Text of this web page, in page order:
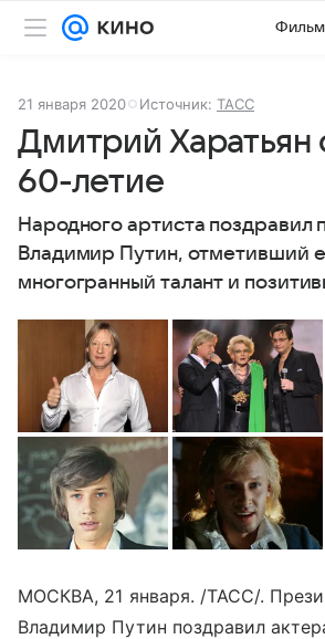
21 января 2020 Источник: ТАСС
Дмитрий Харатьян
60-летие
Народного артиста поздравил
Владимир Путин, отметивший
многогранный талант и
МОСКВА, 21 января. /ТАСС/.
Владимир Путин поздравил